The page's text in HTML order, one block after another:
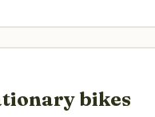
bikes